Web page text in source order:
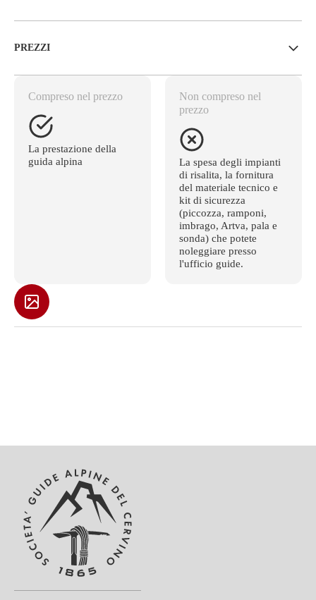
PREZZI
Compreso nel prezzo
La prestazione della
guida alpina
Non compreso nel
prezzo
La spesa degli impianti
di risalita, la fornitura
del materiale tecnico e
kit di sicurezza
(piccozza, ramponi,
imbrago, Artva, pala e
sonda) che potete
noleggiare presso
l'ufficio guide.